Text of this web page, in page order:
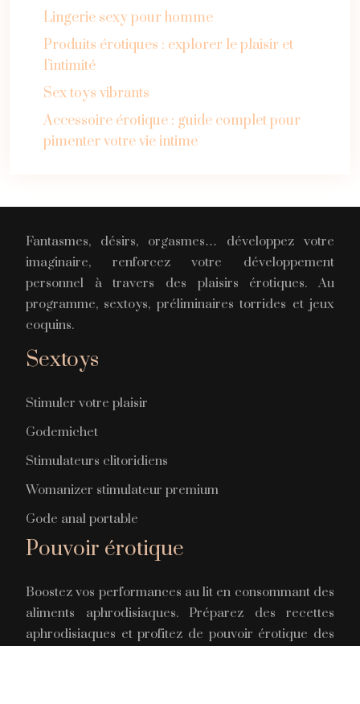
Lingerie sexy pour homme
Produits érotiques : explorer le plaisir et
l’intimité
Sex toys vibrants
Accessoire érotique : guide complet pour
pimenter votre vie intime
Fantasmes, désirs, orgasmes… développez votre
imaginaire, renforcez votre développement
personnel à travers des plaisirs érotiques. Au
programme, sextoys, préliminaires torrides et jeux
coquins.
Sextoys
Stimuler votre plaisir
Godemichet
Stimulateurs clitoridiens
Womanizer stimulateur premium
Gode anal portable
Pouvoir érotique
Boostez vos performances au lit en consommant des
aliments aphrodisiaques. Préparez des recettes
aphrodisiaques et profitez de pouvoir érotique des